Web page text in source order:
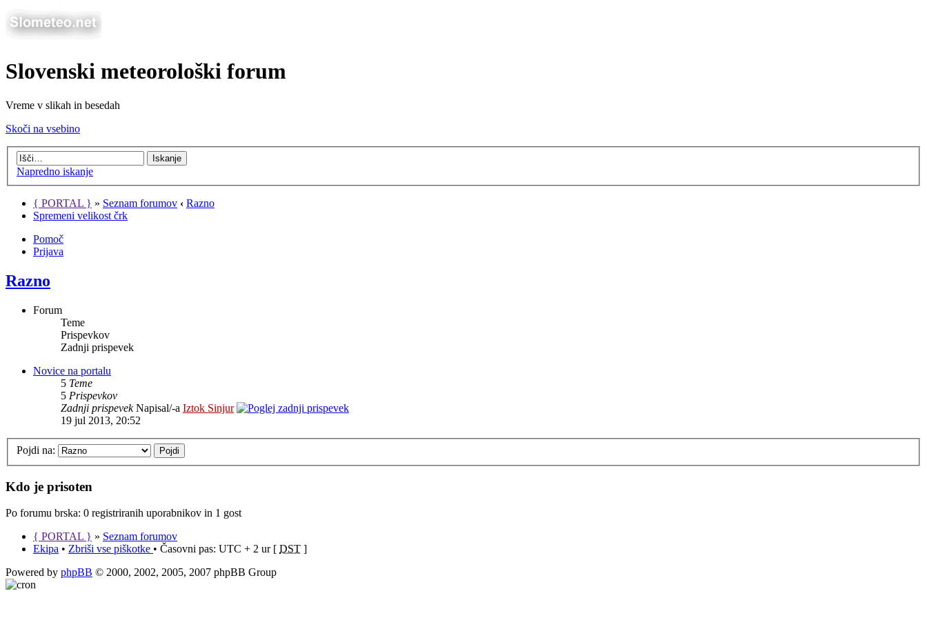
Slovenski meteorološki forum
Vreme v slikah in besedah
Skoči na vsebino
Napredno iskanje
{ PORTAL } » Seznam forumov ‹ Razno
Spremeni velikost črk
Pomoč
Prijava
Razno
Forum
Teme
Prispevkov
Zadnji prispevek
Novice na portalu
5 Teme
5 Prispevkov
Zadnji prispevekNapisal/-a Iztok Sinjur
19 jul 2013, 20:52
Pojdi na:
Kdo je prisoten
Po forumu brska: 0 registriranih uporabnikov in 1 gost
{ PORTAL } » Seznam forumov
Ekipa • Zbriši vse piškotke • Časovni pas: UTC + 2 ur [ DST ]
Powered by phpBB © 2000, 2002, 2005, 2007 phpBB Group